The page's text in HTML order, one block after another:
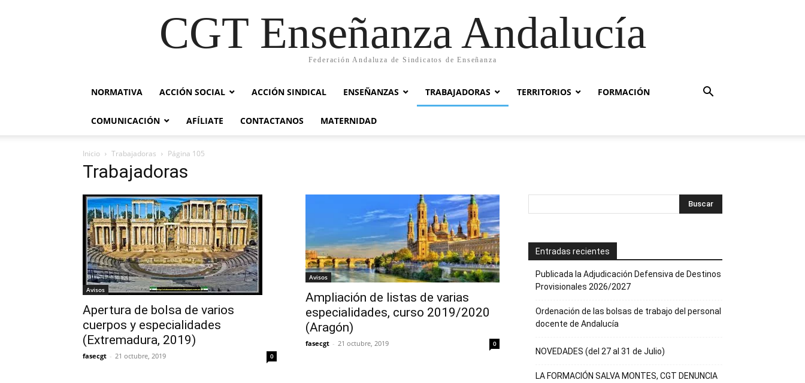
CGT Enseñanza Andalucía
Federación Andaluza de Sindicatos de Enseñanza
NORMATIVA ACCIÓN SOCIAL ACCIÓN SINDICAL ENSEÑANZAS TRABAJADORAS TERRITORIOS FORMACIÓN
COMUNICACIÓN AFÍLIATE CONTACTANOS MATERNIDAD
Inicio Trabajadoras Página 105
Trabajadoras
Avisos
Apertura de bolsa de varios
cuerpos y especialidades
(Extremadura, 2019)
fasecgt - 21 octubre, 2019 0
Avisos
Ampliación de listas de varias
especialidades, curso 2019/2020
(Aragón)
fasecgt - 21 octubre, 2019 0
Entradas recientes
Publicada la Adjudicación Defensiva de Destinos
Provisionales 2026/2027
Ordenación de las bolsas de trabajo del personal
docente de Andalucía
NOVEDADES (del 27 al 31 de Julio)
LA FORMACIÓN SALVA MONTES, CGT DENUNCIA